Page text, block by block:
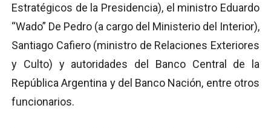
Estratégicos de la Presidencia), el ministro Eduardo
“Wado” De Pedro (a cargo del Ministerio del Interior),
Santiago Cafiero (ministro de Relaciones Exteriores
y Culto) y autoridades del Banco Central de la
República Argentina y del Banco Nación, entre otros
funcionarios.